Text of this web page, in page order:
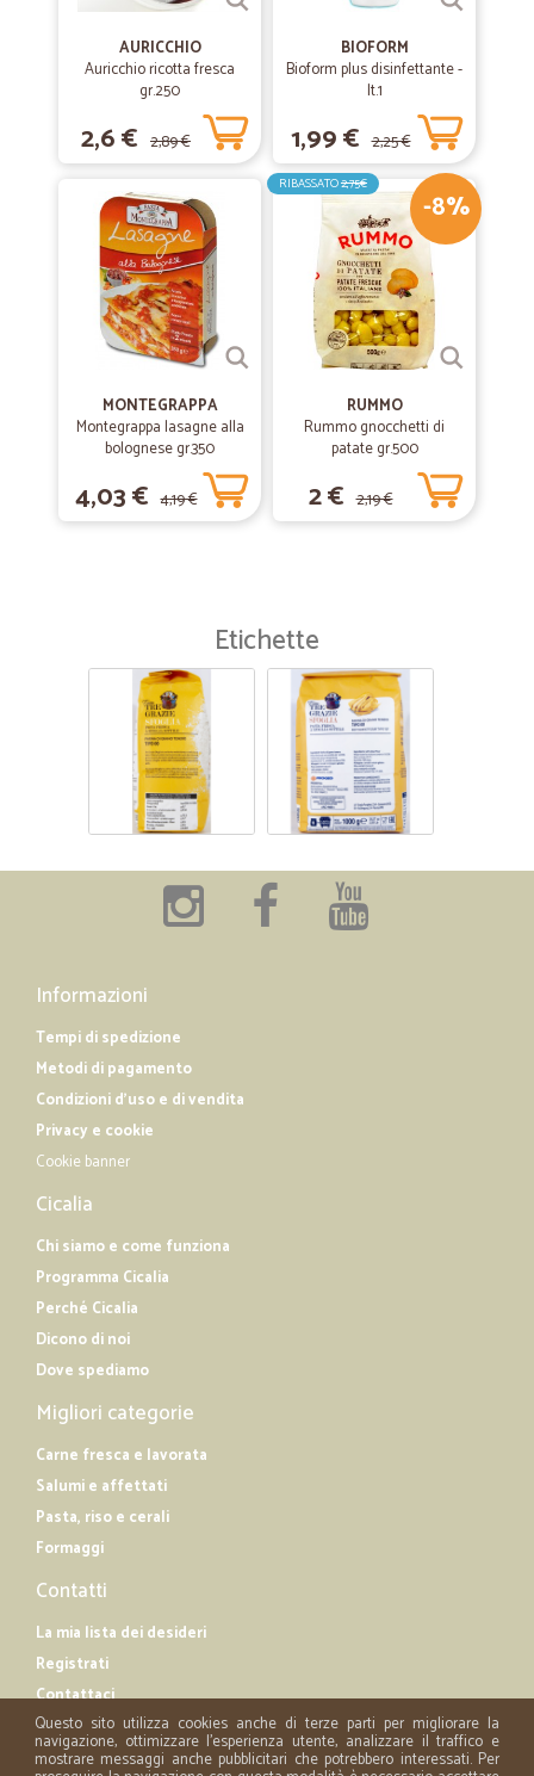
AURICCHIO
Auricchio ricotta fresca
gr.250
2,6 € 2,89 €
BIOFORM
Bioform plus disinfettante -
lt.1
1,99 € 2,25 €
MONTEGRAPPA
Montegrappa lasagne alla
bolognese gr.350
4,03 € 4,19 €
-8%
RIBASSATO2,75€
RUMMO
Rummo gnocchetti di
patate gr.500
2 € 2,19 €
Etichette
Informazioni
Tempi di spedizione
Metodi di pagamento
Condizioni d'uso e di vendita
Privacy e cookie
Cookie banner
Cicalia
Chi siamo e come funziona
Programma Cicalia
Perché Cicalia
Dicono di noi
Dove spediamo
Migliori categorie
Carne fresca e lavorata
Salumi e affettati
Pasta, riso e cerali
Formaggi
Contatti
La mia lista dei desideri
Registrati
Contattaci
Questo sito utilizza cookies anche di terze parti per migliorare la
navigazione, ottimizzare l'esperienza utente, analizzare il traffico e
mostrare messaggi anche pubblicitari che potrebbero interessati. Per